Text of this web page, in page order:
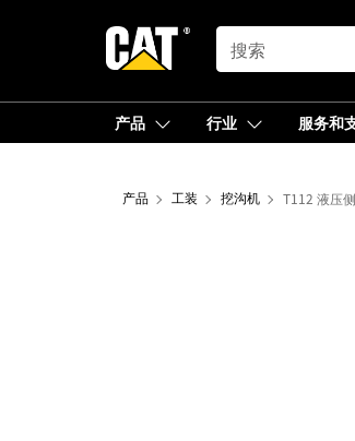
SEARCH
产品 行业 服务和
产品 工装 挖沟机 T112 液压